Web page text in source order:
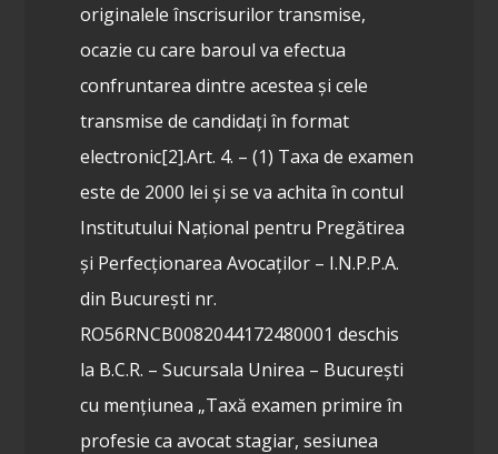
originalele înscrisurilor transmise,
ocazie cu care baroul va efectua
confruntarea dintre acestea și cele
transmise de candidați în format
electronic[2].Art. 4. – (1) Taxa de examen
este de 2000 lei și se va achita în contul
Institutului Național pentru Pregătirea
și Perfecționarea Avocaților – I.N.P.P.A.
din București nr.
RO56RNCB0082044172480001 deschis
la B.C.R. – Sucursala Unirea – București
cu mențiunea „Taxă examen primire în
profesie ca avocat stagiar, sesiunea